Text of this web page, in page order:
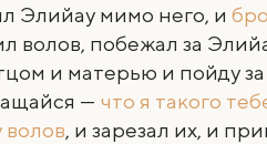
Элийау мимо него, и
волов, побежал за
и матерью и пойду
— что я такого
волов, и зарезал их, и